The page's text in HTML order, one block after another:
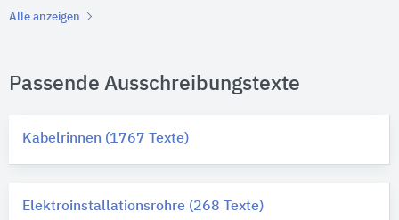
Alle anzeigen
Passende Ausschreibungstexte
Kabelrinnen (1767 Texte)
Elektroinstallationsrohre (268 Texte)